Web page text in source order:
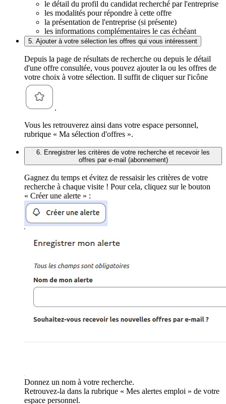
le détail du profil du candidat recherché par l'entreprise
les modalités pour répondre à cette offre
la présentation de l'entreprise (si présente)
les informations complémentaires le cas échéant
5. Ajouter à votre sélection les offres qui vous intéressent
Depuis la page de résultats de recherche ou depuis le détail
d'une offre consultée, vous pouvez ajouter la ou les offres de
votre choix à votre sélection. Il suffit de cliquer sur l'icône
.
Vous les retrouverez ainsi dans votre espace personnel,
rubrique « Ma sélection d'offres ».
6. Enregistrer les critères de votre recherche et recevoir les
offres par e-mail (abonnement)
Gagnez du temps et évitez de ressaisir les critères de votre
recherche à chaque visite ! Pour cela, cliquez sur le bouton
« Créer une alerte » :
Donnez un nom à votre recherche.
Retrouvez-la dans la rubrique « Mes alertes emploi » de votre
espace personnel.